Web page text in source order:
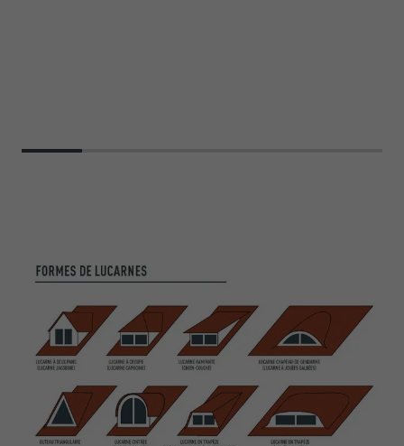
NOM lissc
FOURNISSEUR LinkedIn
EXPIRATION 1 an
UTILITÉ
Est utilisé pour garantir que le même
attribut SameSite est disponible pour
tous les cookies dans ce navigateur